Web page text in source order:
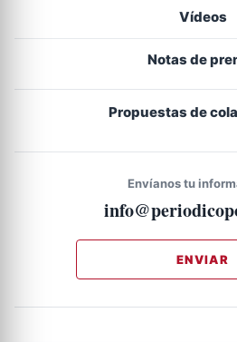
Vídeos
Notas de
Propuestas de
Envíanos tu
ENVIAR